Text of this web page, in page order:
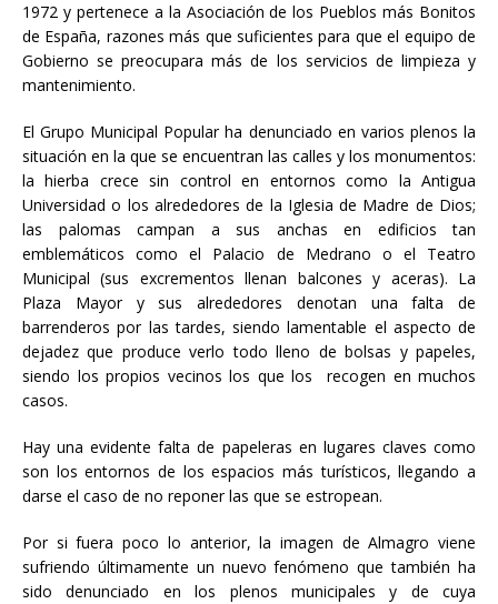
1972 y pertenece a la Asociación de los Pueblos más Bonitos
de España, razones más que suficientes para que el equipo de
Gobierno se preocupara más de los servicios de limpieza y
mantenimiento.
El Grupo Municipal Popular ha denunciado en varios plenos la
situación en la que se encuentran las calles y los monumentos:
la hierba crece sin control en entornos como la Antigua
Universidad o los alrededores de la Iglesia de Madre de Dios;
las palomas campan a sus anchas en edificios tan
emblemáticos como el Palacio de Medrano o el Teatro
Municipal (sus excrementos llenan balcones y aceras). La
Plaza Mayor y sus alrededores denotan una falta de
barrenderos por las tardes, siendo lamentable el aspecto de
dejadez que produce verlo todo lleno de bolsas y papeles,
siendo los propios vecinos los que los recogen en muchos
casos.
Hay una evidente falta de papeleras en lugares claves como
son los entornos de los espacios más turísticos, llegando a
darse el caso de no reponer las que se estropean.
Por si fuera poco lo anterior, la imagen de Almagro viene
sufriendo últimamente un nuevo fenómeno que también ha
sido denunciado en los plenos municipales y de cuya